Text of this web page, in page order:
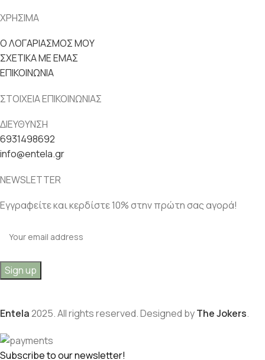
ΧΡΗΣΙΜΑ
Ο ΛΟΓΑΡΙΑΣΜΟΣ ΜΟΥ
ΣΧΕΤΙΚΑ ΜΕ ΕΜΑΣ
ΕΠΙΚΟΙΝΩΝΙΑ
ΣΤΟΙΧΕΙΑ ΕΠΙΚΟΙΝΩΝΙΑΣ
ΔΙΕΥΘΥΝΣΗ
6931498692
info@entela.gr
NEWSLETTER
Εγγραφείτε και κερδίστε 10% στην πρώτη σας αγορά!
Entela2025. All rights reserved. Designed byThe Jokers.
Subscribe to our newsletter!